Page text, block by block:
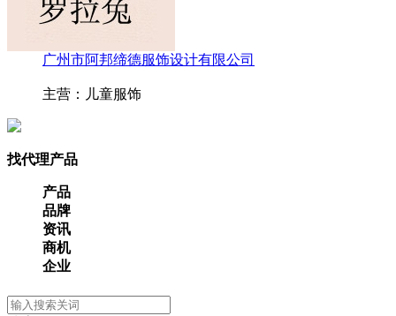
广州市阿邦缔德服饰设计有限公司
主营：儿童服饰
找代理产品
产品
品牌
资讯
商机
企业